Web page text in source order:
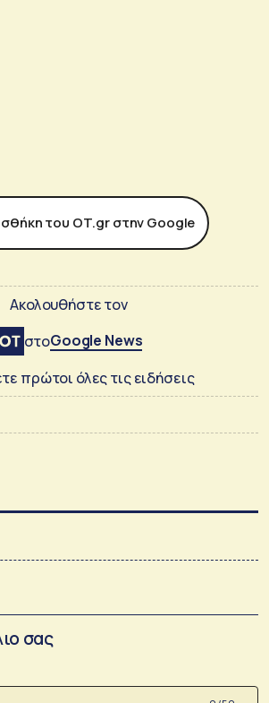
του ΟΤ.gr στην Google
Ακολουθήστε τον
στοGoogle News
πρώτοι όλες τις ειδήσεις
σας